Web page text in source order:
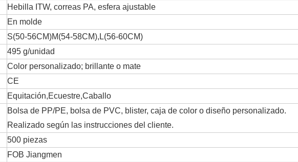
Hebilla ITW, correas PA, esfera ajustable
En molde
S(50-56CM)M(54-58CM),L(56-60CM)
495 g/unidad
Color personalizado; brillante o mate
CE
Equitación,Ecuestre,Caballo
Bolsa de PP/PE, bolsa de PVC, blister, caja de color o diseño personalizado.
Realizado según las instrucciones del cliente.
500 piezas
FOB Jiangmen